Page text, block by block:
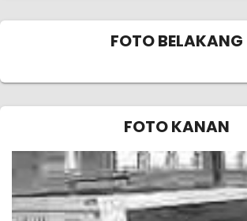
FOTO BELAKANG
FOTO KANAN